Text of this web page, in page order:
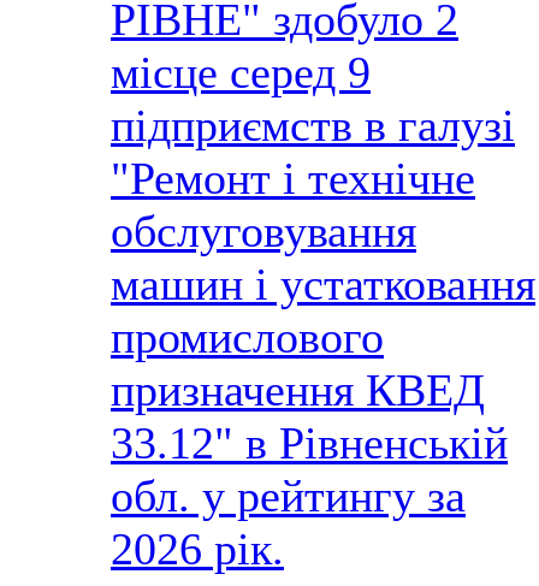
РІВНЕ" здобуло 2
місце серед 9
підприємств в галузі
"Ремонт і технічне
обслуговування
машин і устатковання
промислового
призначення КВЕД
33.12" в Рівненській
обл. у рейтингу за
2026 рік.